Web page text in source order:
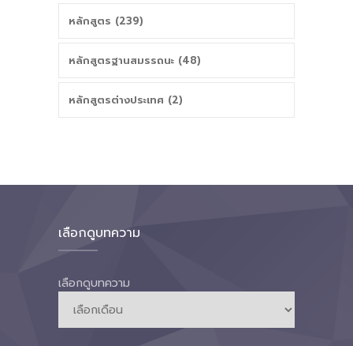
หลักสูตร (239)
หลักสูตรฐานสมรรถนะ (48)
หลักสูตรต่างประเทศ (2)
เลือกดูบทความ
เลือกดูบทความ